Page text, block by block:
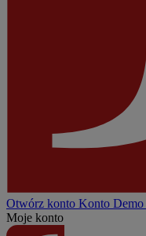
Otwórz konto Konto Demo
Moje konto